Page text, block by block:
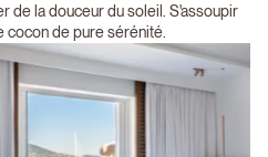
de la douceur du soleil. S'assoupir
cocon de pure sérénité.